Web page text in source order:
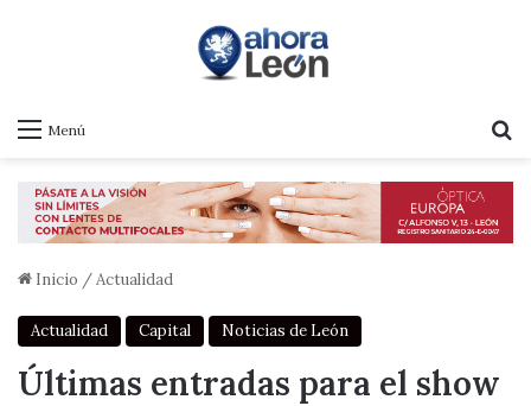
Menú
Inicio /Actualidad
Actualidad Capital Noticias de León
Últimas entradas para el show